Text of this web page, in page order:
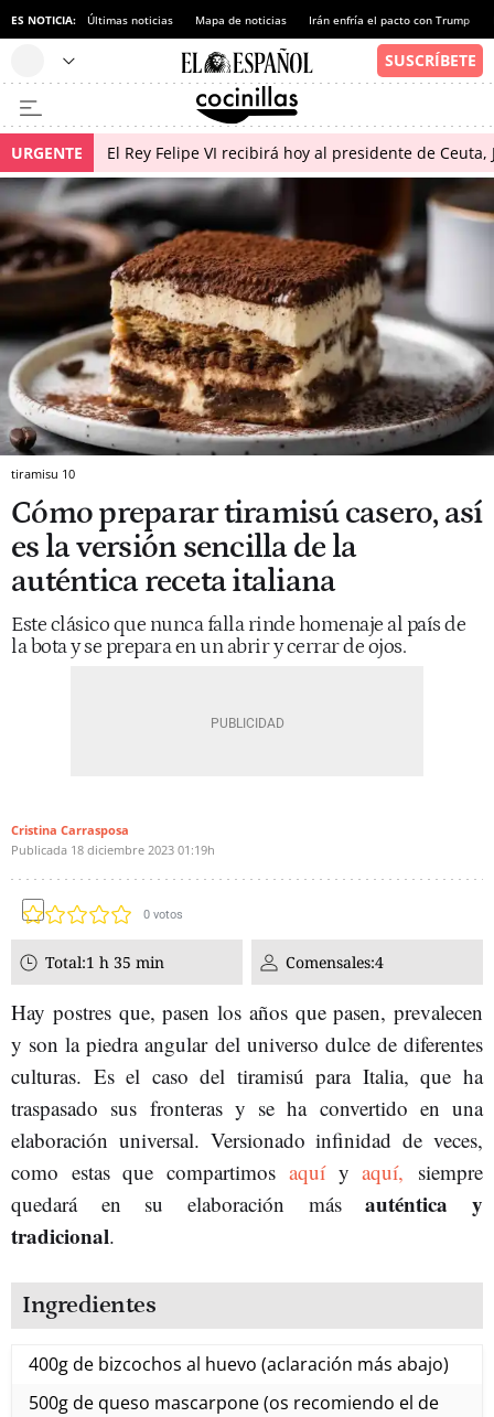
ES NOTICIA: Últimas noticias Mapa de noticias Irán enfría el pacto con Trump
URGENTE El Rey Felipe VI recibirá hoy al presidente de Ceuta,
tiramisu 10
Cómo preparar tiramisú casero, así
es la versión sencilla de la
auténtica receta italiana
Este clásico que nunca falla rinde homenaje al país de
la bota y se prepara en un abrir y cerrar de ojos.
Cristina Carrasposa
Publicada 18 diciembre 2023 01:19h
0 votos
Total:1 h 35 min Comensales:4
Hay postres que, pasen los años que pasen, prevalecen
y son la piedra angular del universo dulce de diferentes
culturas. Es el caso del tiramisú para Italia, que ha
traspasado sus fronteras y se ha convertido en una
elaboración universal. Versionado infinidad de veces,
como estas que compartimos aquíyaquí, siempre
quedará en su elaboración másauténtica y
tradicional.
Ingredientes
400g de bizcochos al huevo (aclaración más abajo)
500g de queso mascarpone (os recomiendo el de